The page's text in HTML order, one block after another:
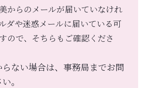
からのメールが届いていなけれ
ダや迷惑メールに届いている可
ので、そちらもご確認くださ
ない場合は、事務局までお問
。